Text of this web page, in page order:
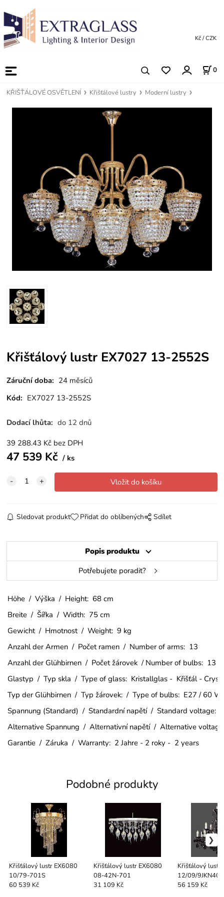
0
Kč / CZK
KŘIŠŤÁLOVÉ OSVĚTLENÍ Křišťálové lustry Moderní lustry
Křišťálový lustr EX7027 13-2552S
Záruční doba: 24 měsíců
Kód: EX7027 13-2552S
Dodací lhůta: do 12 dnů
39 288.43 Kč bez DPH
47 539 Kč ks
Sledovat produkt Přidat do oblíbených Sdílet
Popis produktu
Potřebujete poradit?
Höhe / Výška / Height: 68 cm
Breite / Šířka / Width: 75 cm
Gewicht / Hmotnost / Weight: 9 kg
Anzahl der Armen / Počet ramen / Number of arms: 13
Anzahl der Glühbirnen / Počet žárovek / Number of bulbs: 13
Glastyp / Typ skla / Type of glass: Kristallglas - Křišťál -
Typ der Glühbirnen / Typ žárovek: / Type of bulbs: E27 / 60 W
Spannung (Standard) / Standardní napětí / Standard voltage:
Alternative Spannung / Alternativní napětí / Alternative
Garantie / Záruka / Warranty: 2 Jahre - 2 roky - 2 years
Podobné produkty
Křišťálový lustr EX6080
10/79-701S
60 539 Kč
Křišťálový lustr EX6080
08-42N-701
31 109 Kč
Křišťálový lustr
12/09/
56 159 Kč